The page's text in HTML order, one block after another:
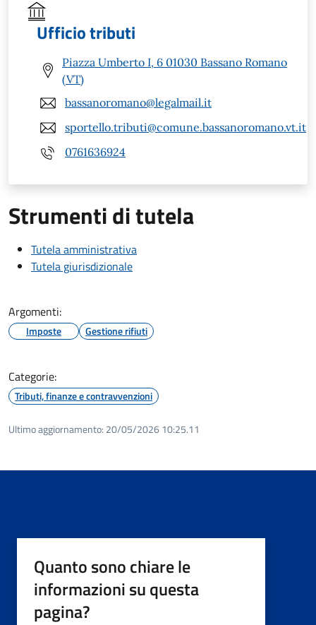
Ufficio tributi
Piazza Umberto I, 6 01030 Bassano Romano
(VT)
bassanoromano@legalmail.it
sportello.tributi@comune.bassanoromano.vt.it
0761636924
Strumenti di tutela
Tutela amministrativa
Tutela giurisdizionale
Argomenti:
Imposte Gestione rifiuti
Categorie:
Tributi, finanze e contravvenzioni
Ultimo aggiornamento: 20/05/2026 10:25.11
Quanto sono chiare le
informazioni su questa
pagina?